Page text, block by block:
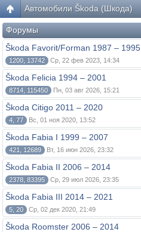
Автомобили Škoda (Шкода)
Форумы
Škoda Favorit/Forman 1987 – 1995
1200, 13742 Ср, 22 фев 2023, 14:34
Škoda Felicia 1994 – 2001
8714, 115450 Пн, 03 авг 2026, 15:21
Škoda Citigo 2011 – 2020
4, 77 Вс, 01 ноя 2020, 13:52
Škoda Fabia I 1999 – 2007
421, 12689 Вт, 16 июн 2026, 23:32
Škoda Fabia II 2006 – 2014
2378, 83395 Ср, 29 июл 2026, 23:35
Škoda Fabia III 2014 – 2021
5, 20 Ср, 02 дек 2020, 21:49
Škoda Roomster 2006 – 2014